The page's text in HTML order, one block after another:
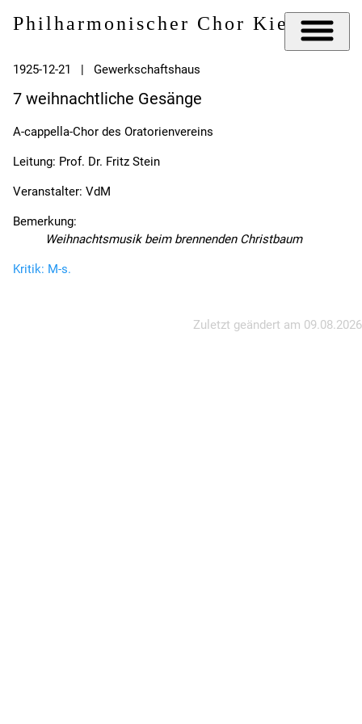
Philharmonischer Chor Kiel e.V.
1925-12-21 | Gewerkschaftshaus
7 weihnachtliche Gesänge
A-cappella-Chor des Oratorienvereins
Leitung: Prof. Dr. Fritz Stein
Veranstalter: VdM
Bemerkung:
Weihnachtsmusik beim brennenden Christbaum
Kritik: M-s.
Zuletzt geändert am 09.08.2026